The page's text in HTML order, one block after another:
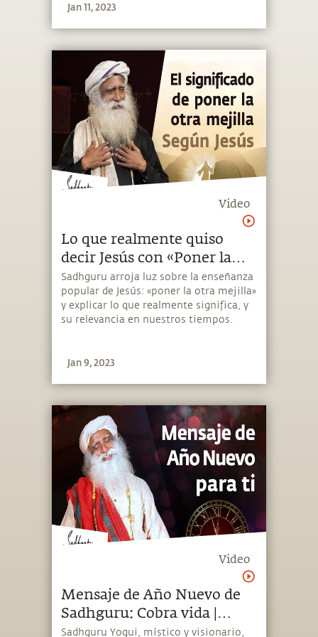
Jan 11, 2023
Video
Lo que realmente quiso
decir Jesús con «Poner la
otra mejilla» | Sadhguru
Español
Sadhguru arroja luz sobre la enseñanza
popular de Jesús: «poner la otra mejilla»
y explicar lo que realmente significa, y
su relevancia en nuestros tiempos.
Jan 9, 2023
Video
Mensaje de Año Nuevo de
Sadhguru: Cobra vida |
Sadhguru Español
Sadhguru Yogui, místico y visionario,